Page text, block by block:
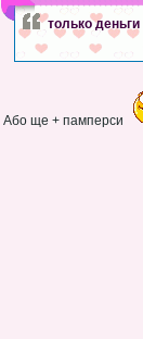
только деньги
Або ще + памперси